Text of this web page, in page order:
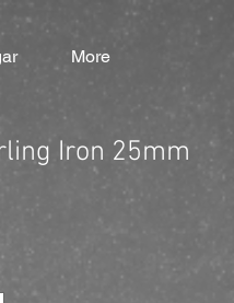
More
Iron 25mm